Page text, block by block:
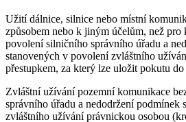
Užití dálnice, silnice nebo místní
způsobem nebo k jiným účelům, než pro
povolení silničního správního úřadu a
stanovených v povolení zvláštního
přestupkem, za který lze uložit pokutu
Zvláštní užívání pozemní komunikace
správního úřadu a nedodržení podmínek
zvláštního užívání právnickou osobou